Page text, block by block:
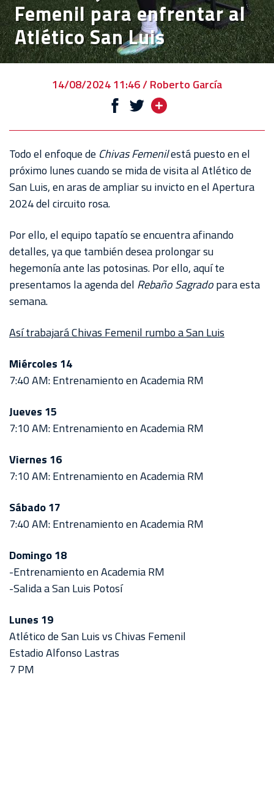
VENTA
DE
BOLETOS
CHIVABONOS
REBAÑO
CHIVAS
TIENDA
CHIVAS
CHIVASTV
ESTADIO
AKRON
ESTADIO
Femenil para enfrentar al
Atlético San Luis
14/08/2024 11:46 / Roberto García
Todo el enfoque de Chivas Femenilestá puesto en el
próximo lunes cuando se mida de visita al Atlético de
San Luis, en aras de ampliar su invicto en el Apertura
2024 del circuito rosa.
Por ello, el equipo tapatío se encuentra afinando
detalles, ya que también desea prolongar su
hegemonía ante las potosinas. Por ello, aquí te
presentamos la agenda del Rebaño Sagradopara esta
semana.
Así trabajará Chivas Femenil rumbo a San Luis
Miércoles 14
7:40 AM: Entrenamiento en Academia RM
Jueves 15
7:10 AM: Entrenamiento en Academia RM
Viernes 16
7:10 AM: Entrenamiento en Academia RM
Sábado 17
7:40 AM: Entrenamiento en Academia RM
Domingo 18
-Entrenamiento en Academia RM
-Salida a San Luis Potosí
Lunes 19
Atlético de San Luis vs Chivas Femenil
Estadio Alfonso Lastras
7 PM